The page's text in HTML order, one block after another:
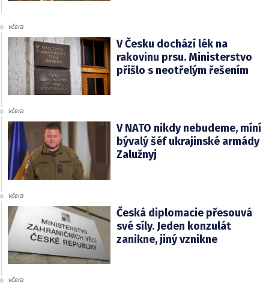
včera
V Česku dochází lék na
rakovinu prsu. Ministerstvo
přišlo s neotřelým řešením
včera
V NATO nikdy nebudeme, míní
bývalý šéf ukrajinské armády
Zalužnyj
včera
Česká diplomacie přesouvá
své síly. Jeden konzulát
zanikne, jiný vznikne
včera